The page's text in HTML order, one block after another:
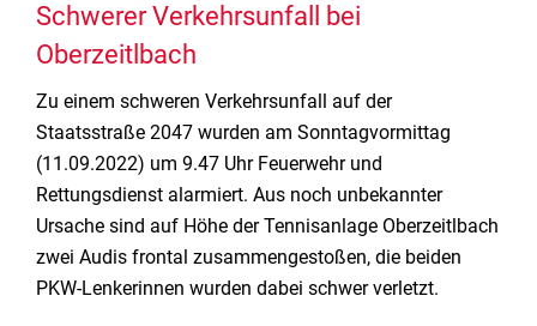
Schwerer Verkehrsunfall bei
Oberzeitlbach
Zu einem schweren Verkehrsunfall auf der
Staatsstraße 2047 wurden am Sonntagvormittag
(11.09.2022) um 9.47 Uhr Feuerwehr und
Rettungsdienst alarmiert. Aus noch unbekannter
Ursache sind auf Höhe der Tennisanlage Oberzeitlbach
zwei Audis frontal zusammengestoßen, die beiden
PKW-Lenkerinnen wurden dabei schwer verletzt.